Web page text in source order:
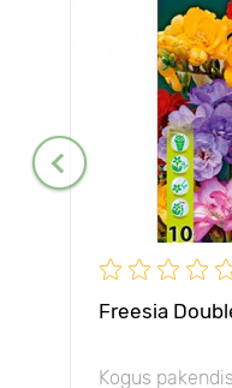
Freesia
Kogus